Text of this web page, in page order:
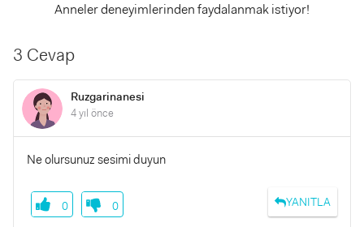
Anneler deneyimlerinden faydalanmak istiyor!
3 Cevap
Ruzgarinanesi
4 yıl önce
Ne olursunuz sesimi duyun
YANITLA
0 0